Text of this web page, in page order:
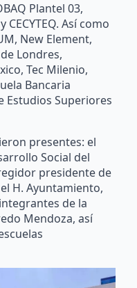
Plantel 03,
CECYTEQ. Así como
New Element,
Londres,
Tec Milenio,
Bancaria
Estudios Superiores
presentes: el
Social del
presidente de
H. Ayuntamiento,
de la
Mendoza, así